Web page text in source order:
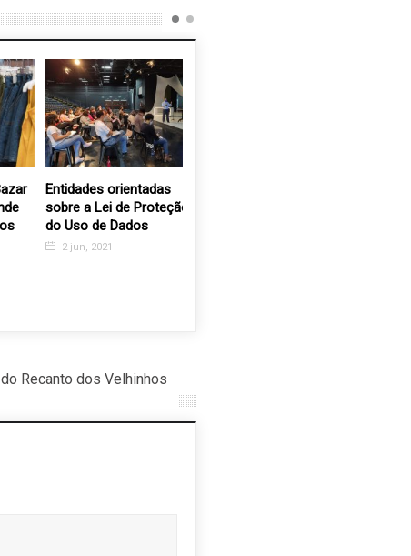
Entidades orientadas
sobre a Lei de Proteção
do Uso de Dados
2 jun, 2021
Recanto dos Velhinhos